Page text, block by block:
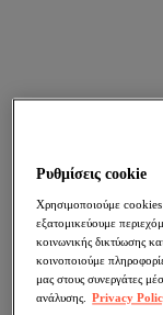
Ρυθμίσεις cookie
Χρησιμοποιούμε cookies
εξατομικεύουμε
κοινωνικής δικτύωσης
κοινοποιούμε
μας στους συνεργάτες
ανάλυσης. Privacy